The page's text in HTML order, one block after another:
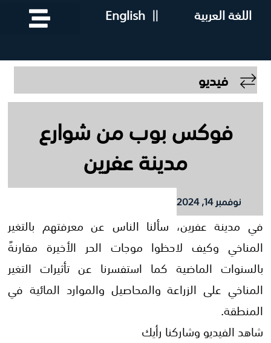
English || اللغة العربية
فيديو
فوكس بوب من شوارع
مدينة عفرين
نوفمبر 14, 2024
في مدينة عفرين، سألنا الناس عن معرفتهم بالتغير
المناخي وكيف لاحظوا موجات الحر الأخيرة مقارنةً
بالسنوات الماضية كما استفسرنا عن تأثيرات التغير
المناخي على الزراعة والمحاصيل والموارد المائية في
المنطقة.
شاهد الفيديو وشاركنا رأيك